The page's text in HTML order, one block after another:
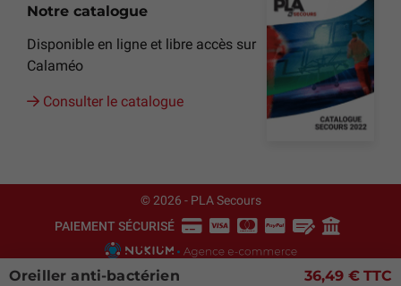
Notre catalogue
Disponible en ligne et libre accès sur
Calaméo
Consulter le catalogue
© 2026 - PLA Secours
PAIEMENT SÉCURISÉ
Oreiller anti-bactérien
36,49 € TTC